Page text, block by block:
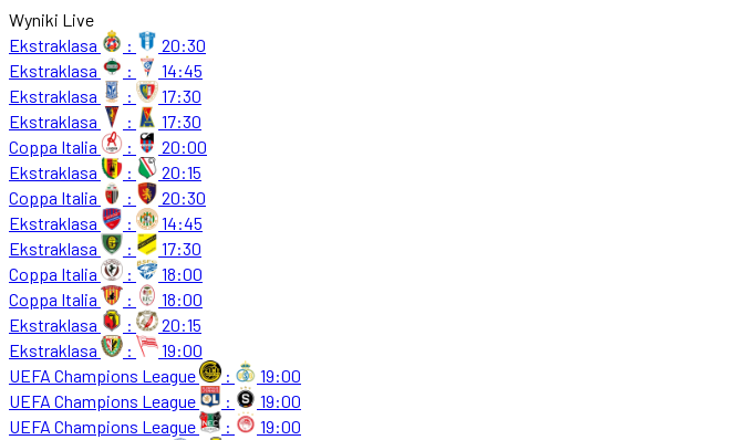
Wyniki Live
Ekstraklasa
:
20:30
Ekstraklasa
:
14:45
Ekstraklasa
:
17:30
Ekstraklasa
:
17:30
Coppa Italia
:
20:00
Ekstraklasa
:
20:15
Coppa Italia
:
20:30
Ekstraklasa
:
14:45
Ekstraklasa
:
17:30
Coppa Italia
:
18:00
Coppa Italia
:
18:00
Ekstraklasa
:
20:15
Ekstraklasa
:
19:00
UEFA Champions League
:
19:00
UEFA Champions League
:
19:00
UEFA Champions League
:
19:00